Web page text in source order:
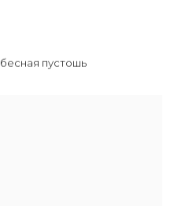
пустошь